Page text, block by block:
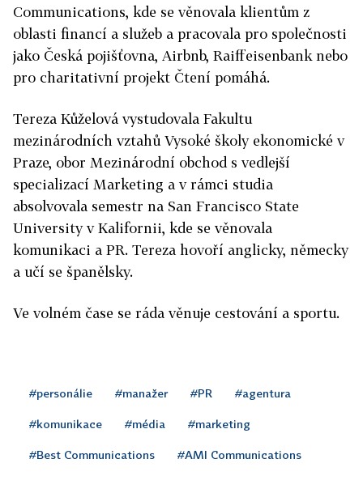
Communications, kde se věnovala klientům z
oblasti financí a služeb a pracovala pro společnosti
jako Česká pojišťovna, Airbnb, Raiffeisenbank nebo
pro charitativní projekt Čtení pomáhá.
Tereza Kůželová vystudovala Fakultu
mezinárodních vztahů Vysoké školy ekonomické v
Praze, obor Mezinárodní obchod s vedlejší
specializací Marketing a v rámci studia
absolvovala semestr na San Francisco State
University v Kalifornii, kde se věnovala
komunikaci a PR. Tereza hovoří anglicky, německy
a učí se španělsky.
Ve volném čase se ráda věnuje cestování a sportu.
#personálie #manažer #PR #agentura
#komunikace #média #marketing
#Best Communications #AMI Communications